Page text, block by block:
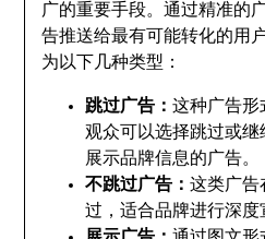
广的重要手段。通过精准的
告推送给最有可能转化的用
为以下几种类型：
跳过广告：这种广告形
观众可以选择跳过或
展示品牌信息的广告。
不跳过广告：这类广告
过，适合品牌进行深度